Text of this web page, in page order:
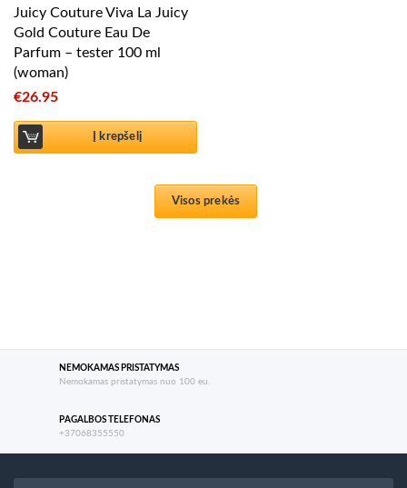
Juicy Couture Viva La Juicy
Gold Couture Eau De
Parfum – tester 100 ml
(woman)
€26.95
Į krepšelį
Visos prekės
NEMOKAMAS PRISTATYMAS
Nemokamas pristatymas nuo 100 eu.
PAGALBOS TELEFONAS
+37068355550